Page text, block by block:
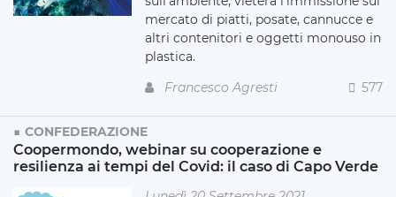
mercato di piatti, posate, cannucce e
altri contenitori e oggetti monouso in
plastica.
Francesco Agresti
577
CONFEDERAZIONE
Coopermondo, webinar su cooperazione e
resilienza ai tempi del Covid: il caso di Capo Verde